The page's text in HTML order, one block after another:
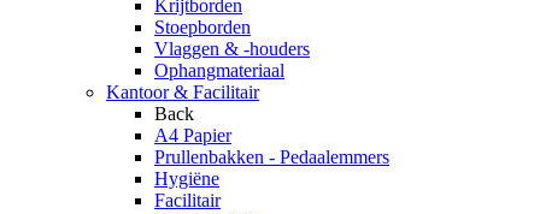
Krijtborden
Stoepborden
Vlaggen & -houders
Ophangmateriaal
Kantoor & Facilitair
Back
A4 Papier
Prullenbakken - Pedaalemmers
Hygiëne
Facilitair